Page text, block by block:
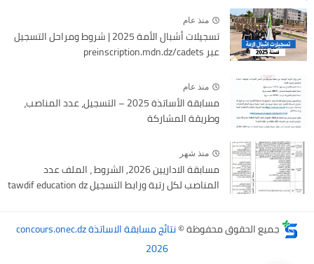
منذ عام
تسجيلات أشبال الأمة 2025 | شروط ومراحل التسجيل
عبر preinscription.mdn.dz/cadets
منذ عام
مسابقة الأساتذة 2025 – التسجيل، عدد المناصب،
وطريقة المشاركة
منذ شهر
مسابقة الاداريين 2026, الشروط ، الملف عدد
المناصب لكل رتبة ورابط التسجيل tawdif education dz
جميع الحقوق محفوظة ©
نتائج مسابقة الاساتذة concours.onec.dz
2026